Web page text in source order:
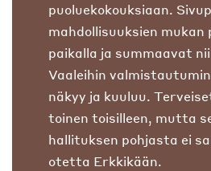
puoluekokouksiaan.
mahdollisuuksien
paikalla ja summaavat
Vaaleihin
näkyy ja kuuluu.
toinen toisilleen, mutta
hallituksen pohjasta ei
otetta Erkkikään.